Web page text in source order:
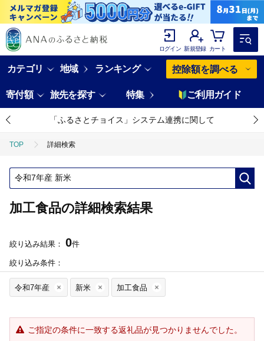
ログイン 新規登録 カート
カテゴリ 地域 ランキング 控除額を調べる
寄付額 旅先を探す 特集 ご利用ガイド
「ふるさとチョイス」システム連携に関して
TOP 詳細検索
加工食品の詳細検索結果
絞り込み結果： 0件
絞り込み条件：
令和7年産 新米 加工食品
ご指定の条件に一致する返礼品が見つかりませんでした。